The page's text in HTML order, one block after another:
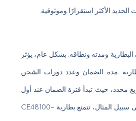
ومدته ونطاقه. بشكل عام، يؤثر
مدة الضمان وعدد دورات الشحن
حيث تبدأ فترة الضمان عند أول
دورة شحن أو تفريغ. على سبيل المثال، تتمتع بطارية CE48100-